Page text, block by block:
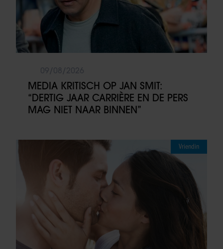
MEDIA KRITISCH OP JAN SMIT:
“DERTIG JAAR CARRIÈRE EN DE PERS
MAG NIET NAAR BINNEN”
Vriendin